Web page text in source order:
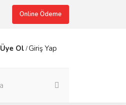
Online Ödeme
Üye Ol /Giriş Yap